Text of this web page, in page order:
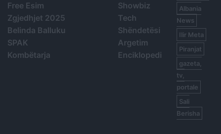
Free Esim
Zgjedhjet 2025
Belinda Balluku
SPAK
Kombëtarja
Showbiz
Tech
Shëndetësi
Argetim
Enciklopedi
Albania
News
Ilir Meta
Piranjat
gazeta,
tv,
portale
Sali
Berisha